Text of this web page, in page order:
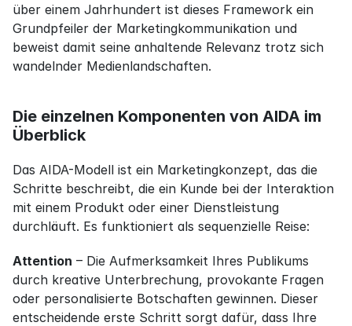
über einem Jahrhundert ist dieses Framework ein
Grundpfeiler der Marketingkommunikation und
beweist damit seine anhaltende Relevanz trotz sich
wandelnder Medienlandschaften.
Die einzelnen Komponenten von AIDA im
Überblick
Das AIDA-Modell ist ein Marketingkonzept, das die
Schritte beschreibt, die ein Kunde bei der Interaktion
mit einem Produkt oder einer Dienstleistung
durchläuft. Es funktioniert als sequenzielle Reise:
Attention – Die Aufmerksamkeit Ihres Publikums
durch kreative Unterbrechung, provokante Fragen
oder personalisierte Botschaften gewinnen. Dieser
entscheidende erste Schritt sorgt dafür, dass Ihre